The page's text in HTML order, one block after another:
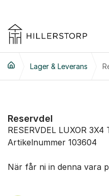
Lager & Leverans
Reservdel
RESERVDEL LUXOR
Artikelnummer 103604
När får ni in denna vara